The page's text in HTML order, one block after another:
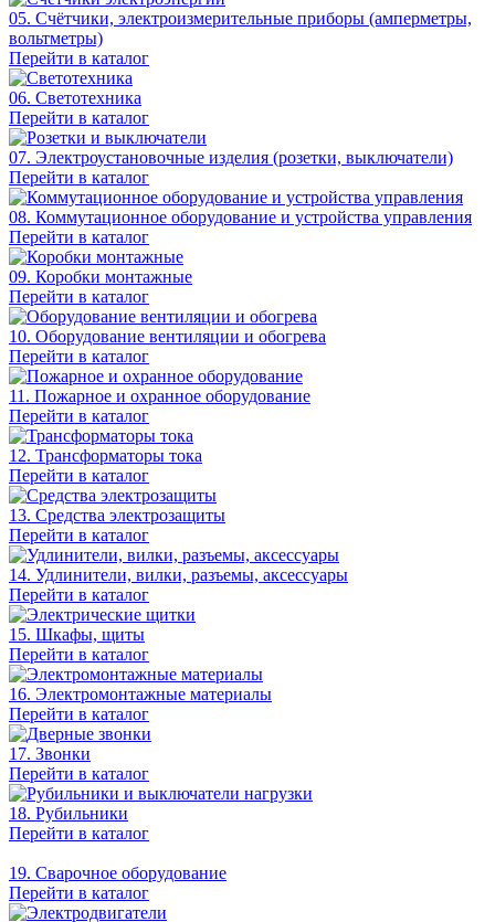
05. Счётчики, электроизмерительные приборы (амперметры,
вольтметры)
Перейти в каталог
06. Светотехника
Перейти в каталог
07. Электроустановочные изделия (розетки, выключатели)
Перейти в каталог
08. Коммутационное оборудование и устройства управления
Перейти в каталог
09. Коробки монтажные
Перейти в каталог
10. Оборудование вентиляции и обогрева
Перейти в каталог
11. Пожарное и охранное оборудование
Перейти в каталог
12. Трансформаторы тока
Перейти в каталог
13. Средства электрозащиты
Перейти в каталог
14. Удлинители, вилки, разъемы, аксессуары
Перейти в каталог
15. Шкафы, щиты
Перейти в каталог
16. Электромонтажные материалы
Перейти в каталог
17. Звонки
Перейти в каталог
18. Рубильники
Перейти в каталог
19. Сварочное оборудование
Перейти в каталог